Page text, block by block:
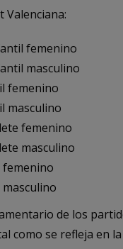
Valenciana:
femenino
masculino
femenino
masculino
femenino
masculino
femenino
de los
como se refleja en